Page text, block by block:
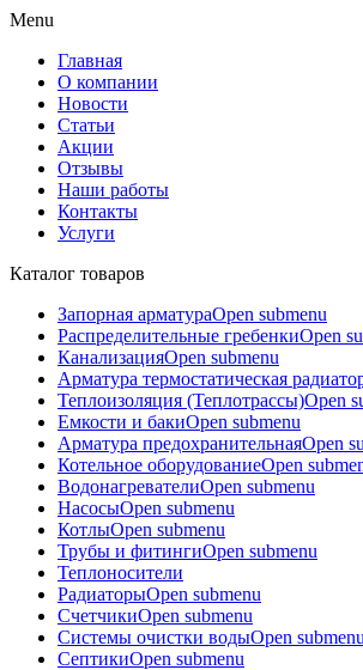
Menu
Главная
О компании
Новости
Статьи
Акции
Отзывы
Наши работы
Контакты
Услуги
Каталог товаров
Запорная арматураOpen submenu
Распределительные гребенкиOpen
КанализацияOpen submenu
Арматура термостатическая
Теплоизоляция (Теплотрассы)Open
Емкости и бакиOpen submenu
Арматура предохранительнаяOpen
Котельное оборудованиеOpen
ВодонагревателиOpen submenu
НасосыOpen submenu
КотлыOpen submenu
Трубы и фитингиOpen submenu
Теплоносители
РадиаторыOpen submenu
CчетчикиOpen submenu
Системы очистки водыOpen submenu
СептикиOpen submenu